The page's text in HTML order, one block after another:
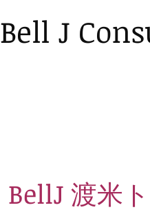
Bell J
BellJ 渡米